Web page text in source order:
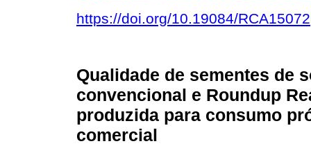
https://doi.org/10.19084/RCA15072
Qualidade de sementes de
convencional e Roundup
produzida para consumo
comercial